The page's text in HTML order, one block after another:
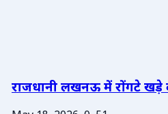
राजधानी लखनऊ में रोंगटे खड़े